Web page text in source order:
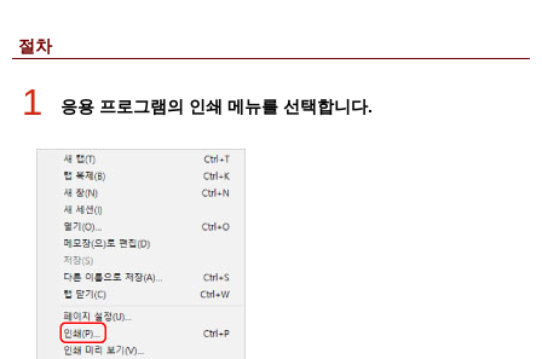
절차
1 응용 프로그램의 인쇄 메뉴를 선택합니다.